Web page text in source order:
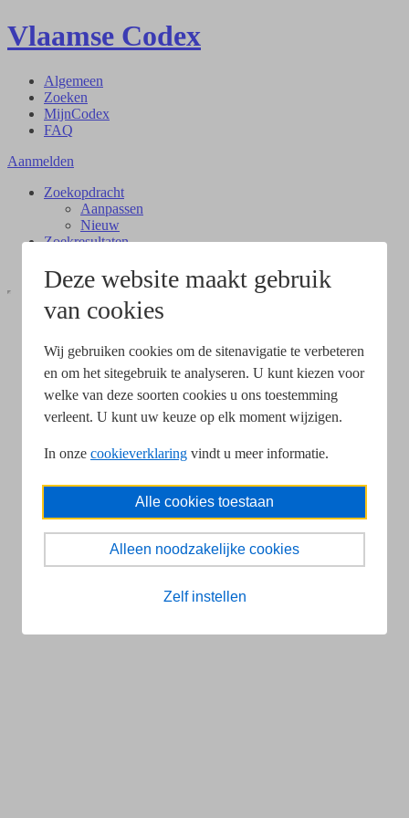
Deze website maakt gebruik
van cookies
Wij gebruiken cookies om de sitenavigatie te verbeteren
en om het sitegebruik te analyseren. U kunt kiezen voor
welke van deze soorten cookies u ons toestemming
verleent. U kunt uw keuze op elk moment wijzigen.
In onze cookieverklaring vindt u meer informatie.
Alle cookies toestaan
Alleen noodzakelijke cookies
Zelf instellen
Vlaamse Codex
Algemeen
Zoeken
MijnCodex
FAQ
Aanmelden
Zoekopdracht
Aanpassen
Nieuw
Zoekresultaten